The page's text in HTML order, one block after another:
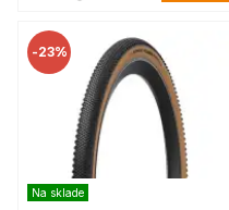
-23%
Na sklade